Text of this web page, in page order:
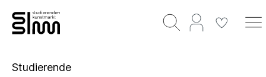
Studierende